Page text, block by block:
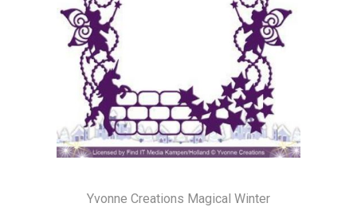
Yvonne Creations Magical Winter